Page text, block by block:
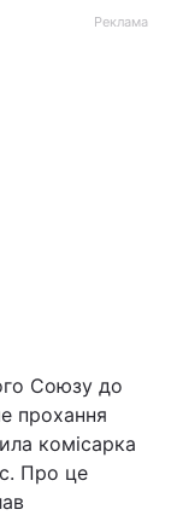
Реклама
Союзу до
прохання
комісарка
Про це